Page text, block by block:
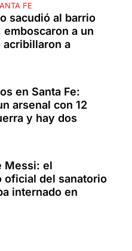
FE
sacudió al barrio
emboscaron a un
acribillaron a
en Santa Fe:
arsenal con 12
y hay dos
Messi: el
oficial del sanatorio
internado en